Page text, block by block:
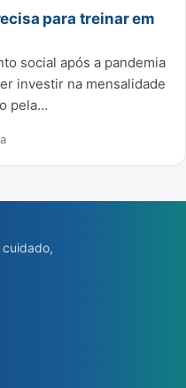
para treinar em
social após a pandemia
investir na mensalidade
pela…